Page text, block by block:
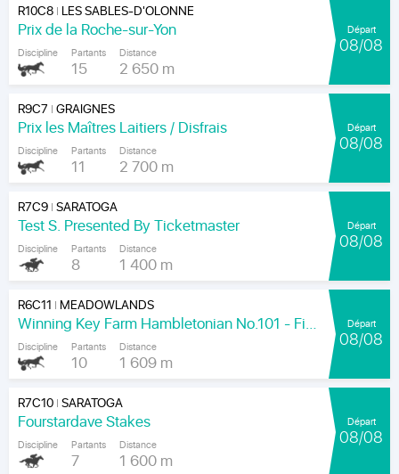
R10C8| LES SABLES-D'OLONNE
Prix de la Roche-sur-Yon
Discipline Partants
15
Distance
2 650 m
Départ
08/08
R9C7 |GRAIGNES
Prix les Maîtres Laitiers / Disfrais
Discipline Partants
11
Distance
2 700 m
Départ
08/08
R7C9|SARATOGA
Test S. Presented By Ticketmaster
Discipline Partants
8
Distance
1 400 m
Départ
08/08
R6C11 | MEADOWLANDS
Winning Key Farm Hambletonian No.101 - Final
Discipline Partants
10
Distance
1 609 m
Départ
08/08
R7C10|SARATOGA
Fourstardave Stakes
Discipline Partants
7
Distance
1 600 m
Départ
08/08